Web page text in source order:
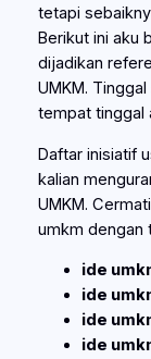
tetapi
Berikut ini aku
dijadikan
UMKM.
tempat tinggal
Daftar inisiatif
kalian
UMKM.
umkm dengan
ide
ide
ide
ide